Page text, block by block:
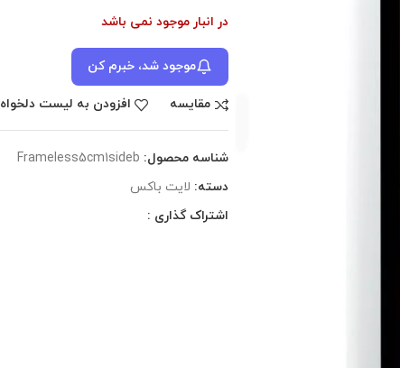
در انبار موجود نمی باشد
موجود شد، خبرم کن
مقایسه افزودن به لیست دلخواه
شناسه محصول: Frameless5cm1sideb
دسته: لایت باکس
اشتراک گذاری :